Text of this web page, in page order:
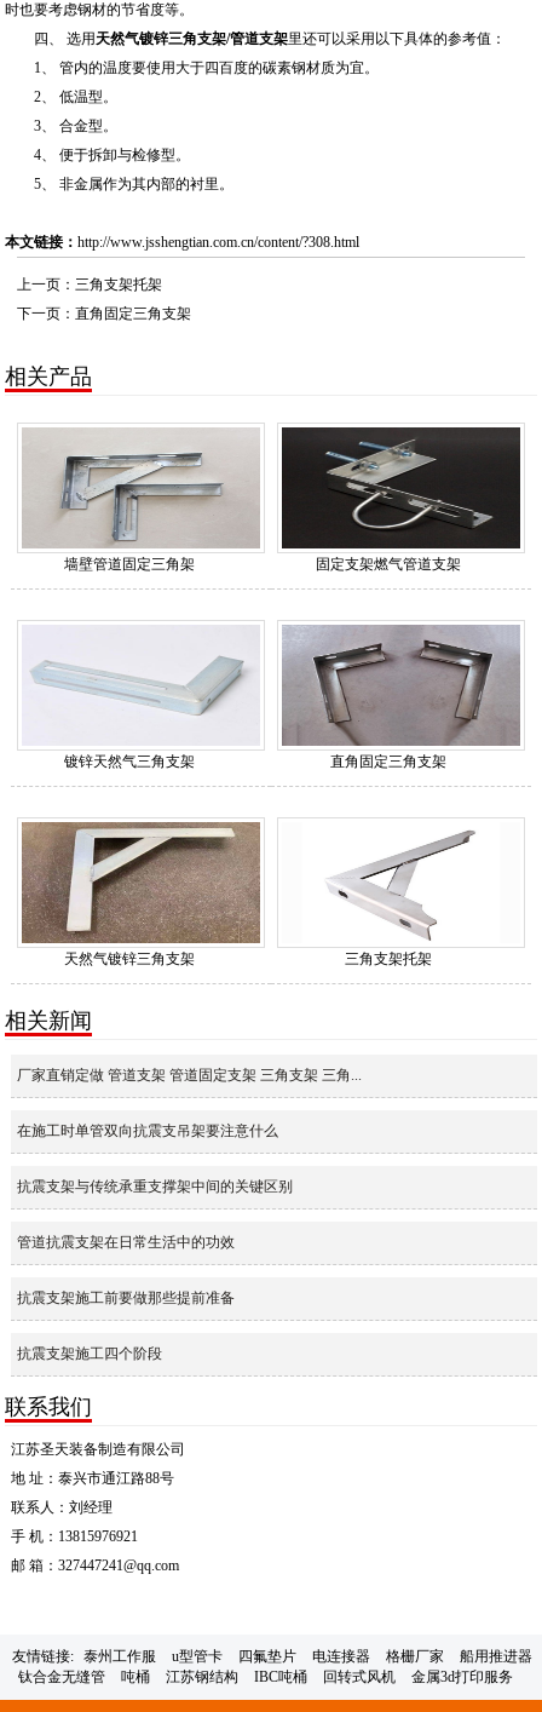
时也要考虑钢材的节省度等。
四、 选用 天然气镀锌三角支架/管道支架里还可以采用以下具体的参考值：
1、 管内的温度要使用大于四百度的碳素钢材质为宜。
2、 低温型。
3、 合金型。
4、 便于拆卸与检修型。
5、 非金属作为其内部的衬里。
本文链接：http://www.jsshengtian.com.cn/content/?308.html
上一页：三角支架托架
下一页：直角固定三角支架
相关产品
墙壁管道固定三角架 固定支架燃气管道支架
镀锌天然气三角支架 直角固定三角支架
天然气镀锌三角支架 三角支架托架
相关新闻
厂家直销定做 管道支架 管道固定支架 三角支架 三角...
在施工时单管双向抗震支吊架要注意什么
抗震支架与传统承重支撑架中间的关键区别
管道抗震支架在日常生活中的功效
抗震支架施工前要做那些提前准备
抗震支架施工四个阶段
联系我们
江苏圣天装备制造有限公司
地 址：泰兴市通江路88号
联系人：刘经理
手 机：13815976921
邮 箱：327447241@qq.com
友情链接: 泰州工作服 u型管卡 四氟垫片 电连接器 格栅厂家
船用推进器
钛合金无缝管
吨桶 江苏钢结构 IBC吨桶 回转式风机 金属3d打印服务